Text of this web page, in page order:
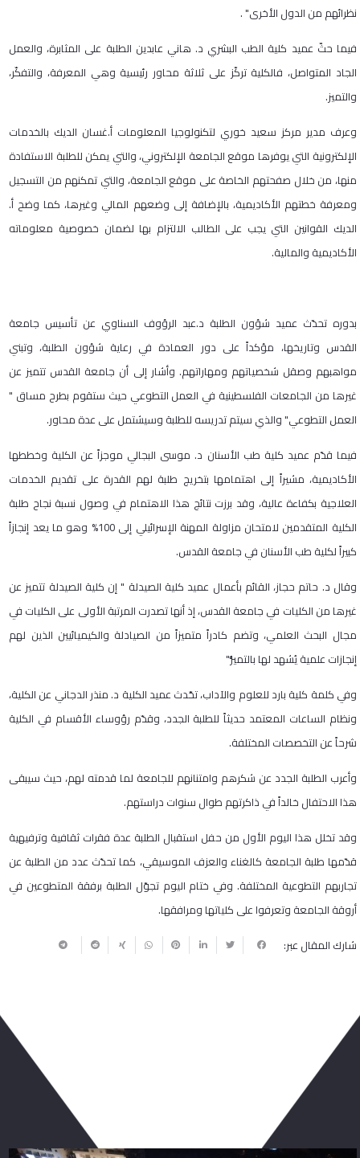
نظرائهم من الدول الأخرى" .
فيما حثّ عميد كلية الطب البشري د. هاني عابدين الطلبة على المثابرة، والعمل
الجاد المتواصل، فالكلية تركّز على ثلاثة محاور رئيسية وهي المعرفة، والتفكّر،
والتميز.
وعرف مدير مركز سعيد خوري لتكنولوجيا المعلومات أ.غسان الديك بالخدمات
الإلكترونية التي يوفرها موقع الجامعة الإلكتروني، والتي يمكن للطلبة الاستفادة
منها، من خلال صفحتهم الخاصة على موقع الجامعة، والتي تمكنهم من التسجيل
ومعرفة خطتهم الأكاديمية، بالإضافة إلى وضعهم المالي وغيرها، كما وضح أ.
الديك القوانين التي يجب على الطالب الالتزام بها لضمان خصوصية معلوماته
الأكاديمية والمالية.
بدوره تحدّث عميد شؤون الطلبة د.عبد الرؤوف السناوي عن تأسيس جامعة
القدس وتاريخها، مؤكداً على دور العمادة في رعاية شؤون الطلبة، وتبني
مواهبهم وصقل شخصياتهم ومهاراتهم. وأشار إلى أن جامعة القدس تتميز عن
غيرها من الجامعات الفلسطينية في العمل التطوعي حيث ستقوم بطرح مساق "
العمل التطوعي" والذي سيتم تدريسه للطلبة وسيشتمل على عدة محاور.
فيما قدّم عميد كلية طب الأسنان د. موسى البجالي موجزاً عن الكلية وخططها
الأكاديمية، مشيراً إلى اهتمامها بتخريج طلبة لهم القدرة على تقديم الخدمات
العلاجية بكفاءة عالية، وقد برزت نتائج هذا الاهتمام في وصول نسبة نجاح طلبة
الكلية المتقدمين لامتحان مزاولة المهنة الإسرائيلي إلى 100% وهو ما يعد إنجازاً
كبيراً لكلية طب الأسنان في جامعة القدس.
وقال د. حاتم حجاز، القائم بأعمال عميد كلية الصيدلة " إن كلية الصيدلة تتميز عن
غيرها من الكليات في جامعة القدس، إذ أنها تصدرت المرتبة الأولى على الكليات في
مجال البحث العلمي، وتضم كادراً متميزاً من الصيادلة والكيميائيين الذين لهم
إنجازات علمية يُشهد لها بالتميُّز"
وفي كلمة كلية بارد للعلوم والآداب، تحّدث عميد الكلية د. منذر الدجاني عن الكلية،
ونظام الساعات المعتمد حديثاً للطلبة الجدد، وقدّم رؤوساء الأقسام في الكلية
شرحاً عن التخصصات المختلفة.
وأعرب الطلبة الجدد عن شكرهم وامتنانهم للجامعة لما قدمته لهم، حيث سيبقى
هذا الاحتفال خالداً في ذاكرتهم طوال سنوات دراستهم.
وقد تخلل هذا اليوم الأول من حفل استقبال الطلبة عدة فقرات ثقافية وترفيهية
قدّمها طلبة الجامعة كالغناء والعزف الموسيقي، كما تحدّث عدد من الطلبة عن
تجاربهم التطوعية المختلفة. وفي ختام اليوم تجوّل الطلبة برفقة المتطوعين في
أروقة الجامعة وتعرفوا على كلياتها ومرافقها.
شارك المقال عبر: